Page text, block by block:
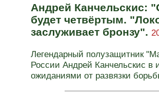
Андрей Канчельскис:
будет четвёртым.
заслуживает бронзу".
Легендарный полузащитник
России Андрей Канчельскис
ожиданиями от развязки